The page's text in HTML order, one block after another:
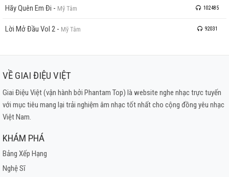
Hãy Quên Em Đi - Mỹ Tâm 102485
Lời Mở Đầu Vol 2 - Mỹ Tâm 92031
VỀ GIAI ĐIỆU VIỆT
Giai Điệu Việt (vận hành bởi Phantam Top) là website nghe nhạc trực tuyến
với mục tiêu mang lại trải nghiệm âm nhạc tốt nhất cho cộng đồng yêu nhạc
Việt Nam.
KHÁM PHÁ
Bảng Xếp Hạng
Nghệ Sĩ